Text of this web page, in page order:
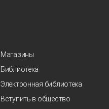
Магазины
Библиотека
Электронная библиотека
Вступить в общество